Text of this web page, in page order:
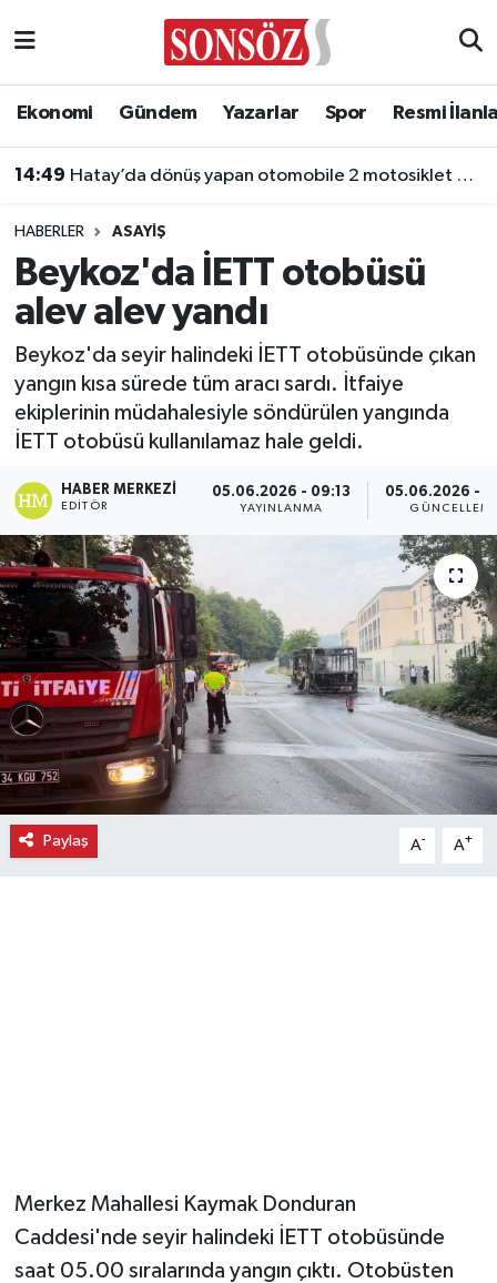
Ekonomi Gündem Yazarlar Spor Resmi
14:49 Hatay’da dönüş yapan otomobile 2 motosiklet çarptı: 2 yaralı
HABERLER ASAYIŞ
Beykoz'da İETT otobüsü
alev alev yandı
Beykoz'da seyir halindeki İETT otobüsünde çıkan
yangın kısa sürede tüm aracı sardı. İtfaiye
ekiplerinin müdahalesiyle söndürülen yangında
İETT otobüsü kullanılamaz hale geldi.
HABER MERKEZI
EDITÖR
05.06.2026 - 09:13
YAYINLANMA
05.06.2026 -
Paylaş A- A+
Merkez Mahallesi Kaymak Donduran
Caddesi'nde seyir halindeki İETT otobüsünde
saat 05.00 sıralarında yangın çıktı. Otobüsten
Asayiş
Biyografi
Çevre
Diğer
Dünya
Eğitim
Ekonomi
Eleman
Emlak
Gündem
Gurme
Haber
Seri İlan
Siyaset
Ankara Nöbetçi Eczaneler
Ankara Trafik Yoğunluk Haritası
Süper Lig Puan Durumu ve Fikstür
Tüm Manşetler
Son Dakika Haberleri
Haber Arşivi